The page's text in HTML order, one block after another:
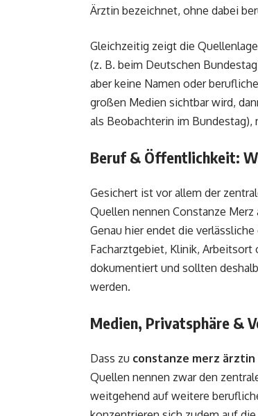
Ärztin bezeichnet, ohne dabei
Gleichzeitig zeigt die
(z. B. beim Deutschen
aber keine Namen oder
großen Medien sichtbar wird,
als Beobachterin im
Beruf & Öffentlichkeit:
Gesichert ist vor allem der
Quellen nennen Constanze Merz
Genau hier endet die
Facharztgebiet, Klinik,
dokumentiert und sollten
werden.
Medien, Privatsphäre &
Dass zu constanze merz ärztin
Quellen nennen zwar den
weitgehend auf weitere